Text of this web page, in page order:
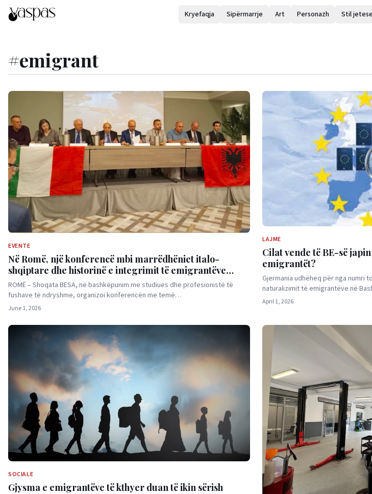
Kryefaqja Sipërmarrje Art Personazh Stil jetese
#emigrant
EVENTE
Në Romë, një konferencë mbi marrëdhëniet italo-
shqiptare dhe historinë e integrimit të emigrantëve
shqiptarë
ROMË – Shoqata BESA, në bashkëpunim me studiues dhe profesionistë të
fushave të ndryshme, organizoi konferencën me temë…
June 1, 2026
LAJME
Cilat vende të BE-së
emigrantët?
Gjermania udhëheq për nga numri
naturalizimit të emigrantëve në
April 1, 2026
SOCIALE
Gjysma e emigrantëve të kthyer duan të ikin sërish